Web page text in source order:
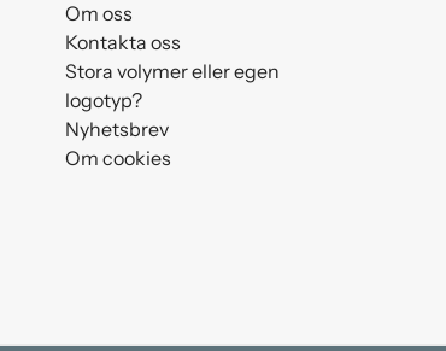
Om oss
Kontakta oss
Stora volymer eller egen
logotyp?
Nyhetsbrev
Om cookies